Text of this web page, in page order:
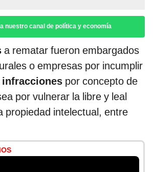
nuestro canal de política y economía
a rematar fueron embargados
o empresas por incumplir
infracciones por concepto de
por vulnerar la libre y leal
propiedad intelectual, entre